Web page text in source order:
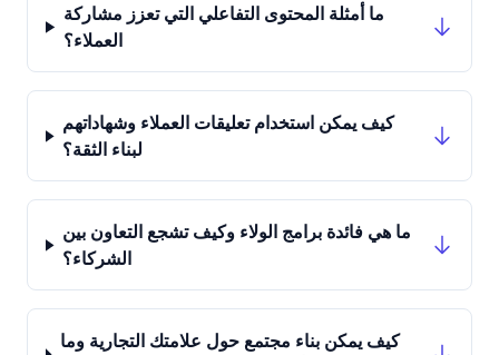
ما أمثلة المحتوى التفاعلي التي تعزز مشاركة
العملاء؟
كيف يمكن استخدام تعليقات العملاء وشهاداتهم
لبناء الثقة؟
ما هي فائدة برامج الولاء وكيف تشجع التعاون بين
الشركاء؟
كيف يمكن بناء مجتمع حول علامتك التجارية وما